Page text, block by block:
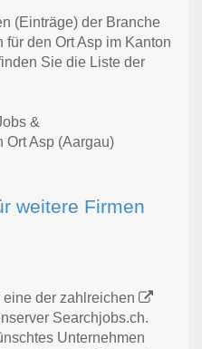
(Einträge) der Branche
den Ort Asp im Kanton
Sie die Liste der
&
Ort Asp (Aargau)
weitere Firmen
eine der zahlreichen
Searchjobs.ch.
Unternehmen